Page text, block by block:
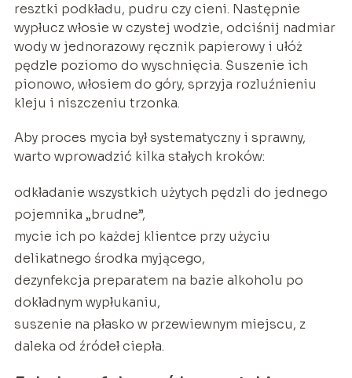
resztki podkładu, pudru czy cieni. Następnie
wypłucz włosie w czystej wodzie, odciśnij nadmiar
wody w jednorazowy ręcznik papierowy i ułóż
pędzle poziomo do wyschnięcia. Suszenie ich
pionowo, włosiem do góry, sprzyja rozluźnieniu
kleju i niszczeniu trzonka.
Aby proces mycia był systematyczny i sprawny,
warto wprowadzić kilka stałych kroków:
odkładanie wszystkich użytych pędzli do jednego
pojemnika „brudne”,
mycie ich po każdej klientce przy użyciu
delikatnego środka myjącego,
dezynfekcja preparatem na bazie alkoholu po
dokładnym wypłukaniu,
suszenie na płasko w przewiewnym miejscu, z
daleka od źródeł ciepła.